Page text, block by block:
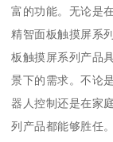
富的功能。无论是
精智面板触摸屏系
板触摸屏系列产品
景下的需求。不论
器人控制还是在家
列产品都能够胜任